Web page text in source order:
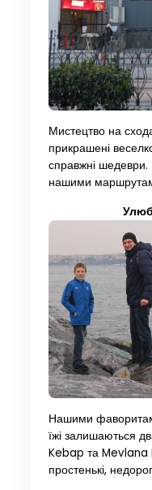
Мистецтво на
прикрашені
справжні
нашими
Нашими
їжі залишаються
Kebap та
простенькі,